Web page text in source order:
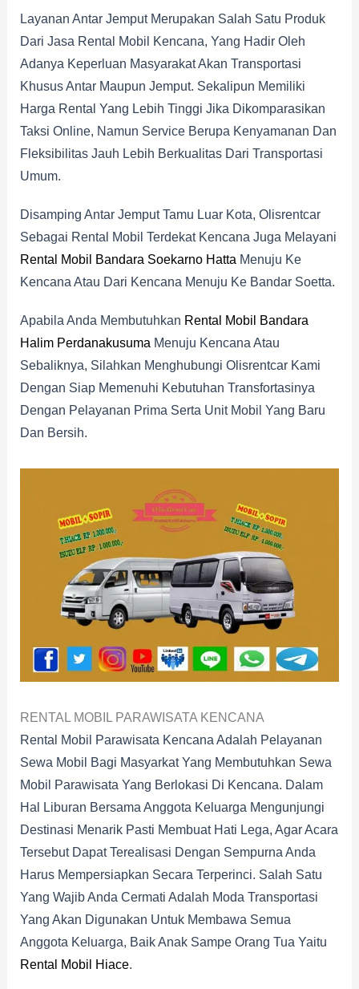
Layanan Antar Jemput Merupakan Salah Satu Produk
Dari Jasa Rental Mobil Kencana, Yang Hadir Oleh
Adanya Keperluan Masyarakat Akan Transportasi
Khusus Antar Maupun Jemput. Sekalipun Memiliki
Harga Rental Yang Lebih Tinggi Jika Dikomparasikan
Taksi Online, Namun Service Berupa Kenyamanan Dan
Fleksibilitas Jauh Lebih Berkualitas Dari Transportasi
Umum.
Disamping Antar Jemput Tamu Luar Kota, Olisrentcar
Sebagai Rental Mobil Terdekat Kencana Juga Melayani
Rental Mobil Bandara Soekarno Hatta Menuju Ke
Kencana Atau Dari Kencana Menuju Ke Bandar Soetta.
Apabila Anda Membutuhkan Rental Mobil Bandara
Halim Perdanakusuma Menuju Kencana Atau
Sebaliknya, Silahkan Menghubungi Olisrentcar Kami
Dengan Siap Memenuhi Kebutuhan Transfortasinya
Dengan Pelayanan Prima Serta Unit Mobil Yang Baru
Dan Bersih.
RENTAL MOBIL PARAWISATA KENCANA
Rental Mobil Parawisata Kencana Adalah Pelayanan
Sewa Mobil Bagi Masyarkat Yang Membutuhkan Sewa
Mobil Parawisata Yang Berlokasi Di Kencana. Dalam
Hal Liburan Bersama Anggota Keluarga Mengunjungi
Destinasi Menarik Pasti Membuat Hati Lega, Agar Acara
Tersebut Dapat Terealisasi Dengan Sempurna Anda
Harus Mempersiapkan Secara Terperinci. Salah Satu
Yang Wajib Anda Cermati Adalah Moda Transportasi
Yang Akan Digunakan Untuk Membawa Semua
Anggota Keluarga, Baik Anak Sampe Orang Tua Yaitu
Rental Mobil Hiace.